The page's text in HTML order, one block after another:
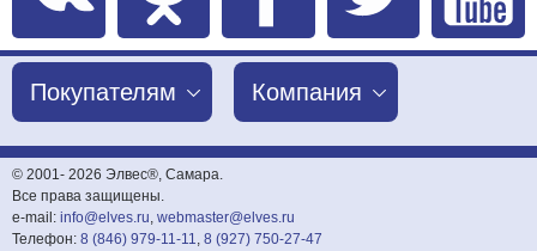
Покупателям Компания
© 2001- 2026 Элвес®, Самара.
Все права защищены.
e-mail: info@elves.ru, webmaster@elves.ru
Телефон: 8 (846) 979-11-11, 8 (927) 750-27-47